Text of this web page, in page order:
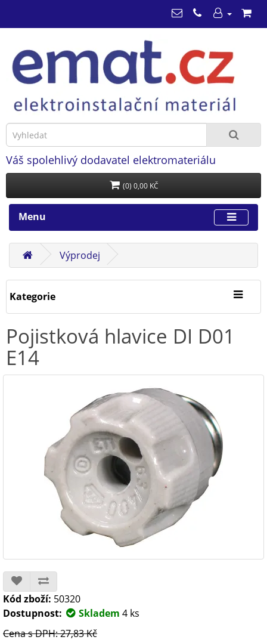
Váš spolehlivý dodavatel elektromateriálu
(0) 0,00 KČ
Menu
Výprodej
Kategorie
Pojistková hlavice DI D01
E14
Kód zboží: 50320
Dostupnost:
Skladem 4 ks
Cena s DPH: 27,83 Kč